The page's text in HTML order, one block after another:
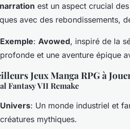
narration est un aspect crucial
avec des rebondissements,
Exemple: Avowed, inspiré de la
profonde et une aventure épique
Jeux Manga RPG à
Fantasy VII Remake
Univers: Un monde industriel et
créatures mythiques.